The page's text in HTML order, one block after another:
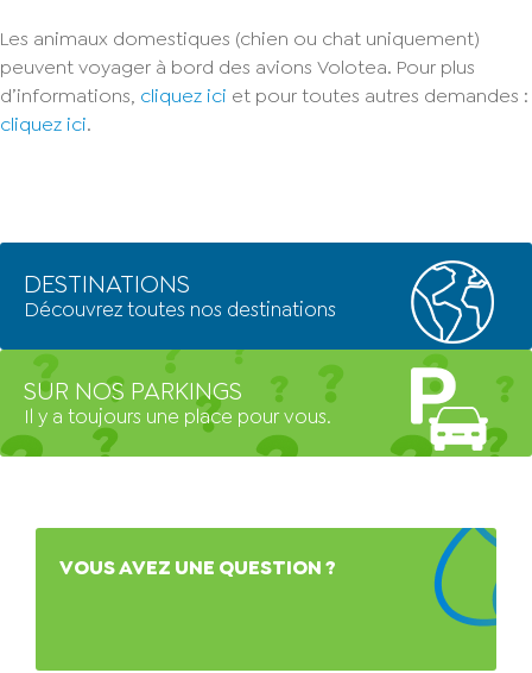
Les animaux domestiques (chien ou chat uniquement)
peuvent voyager à bord des avions Volotea. Pour plus
d’informations, cliquez ici et pour toutes autres demandes :
cliquez ici.
DESTINATIONS
Découvrez toutes nos destinations
SUR NOS PARKINGS
Il y a toujours une place pour vous.
VOUS AVEZ UNE QUESTION ?